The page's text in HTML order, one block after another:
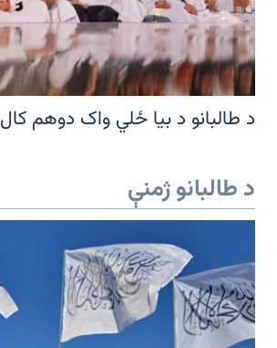
د طالبانو د بیا ځلي واک دوهم کال
د طالبانو ژمنې